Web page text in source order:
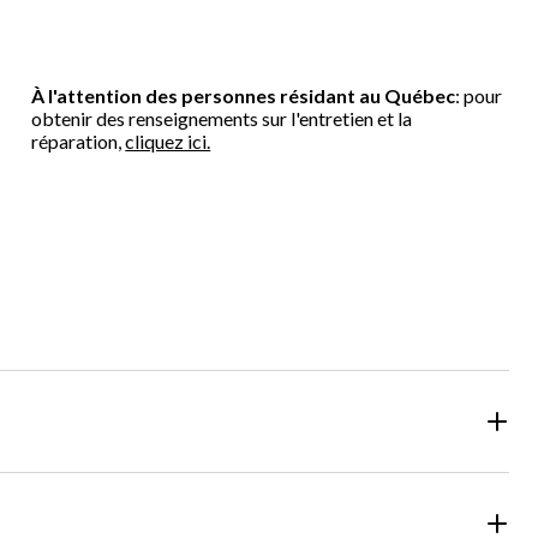
À l'attention des personnes résidant au Québec: pour
obtenir des renseignements sur l'entretien et la
réparation,cliquez ici.